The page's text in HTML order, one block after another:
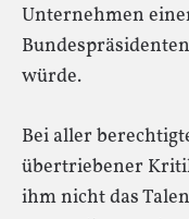
Unternehmen
würde.
Bei aller
übertriebener
ihm nicht das